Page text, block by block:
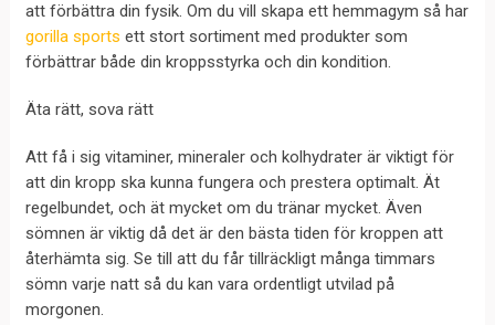
att förbättra din fysik. Om du vill skapa ett hemmagym så har
gorilla sports ett stort sortiment med produkter som
förbättrar både din kroppsstyrka och din kondition.
Äta rätt, sova rätt
Att få i sig vitaminer, mineraler och kolhydrater är viktigt för
att din kropp ska kunna fungera och prestera optimalt. Ät
regelbundet, och ät mycket om du tränar mycket. Även
sömnen är viktig då det är den bästa tiden för kroppen att
återhämta sig. Se till att du får tillräckligt många timmars
sömn varje natt så du kan vara ordentligt utvilad på
morgonen.